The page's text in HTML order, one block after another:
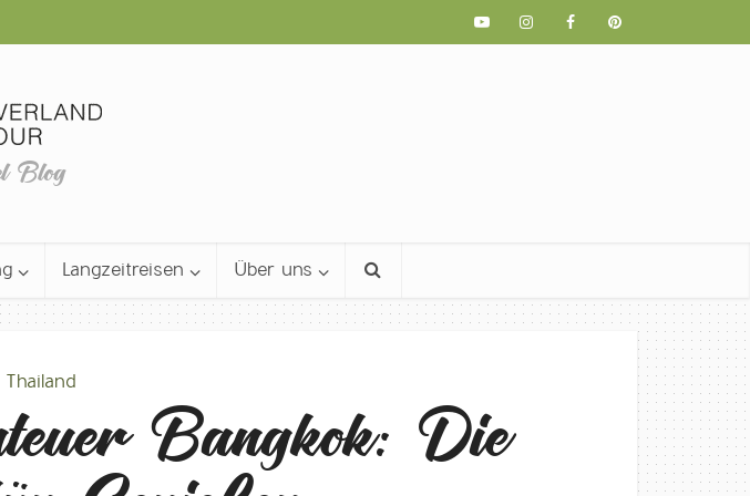
Blog
Langzeitreisen Über uns
Thailand
Bangkok: Die